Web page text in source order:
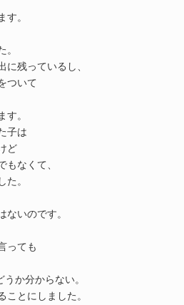
。
残っているし、
ついて
。
子は
ど
なくて、
。
いのです。
っても
か分からない。
とにしました。